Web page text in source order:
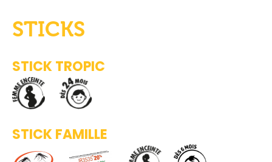
STICKS
STICK TROPIC
STICK FAMILLE